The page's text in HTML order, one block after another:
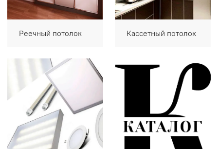
Реечный потолок Кассетный потолок